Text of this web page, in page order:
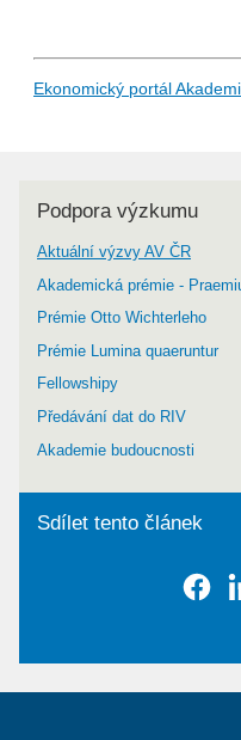
Ekonomický portál
Podpora výzkumu
Aktuální výzvy AV ČR
Akademická prémie -
Prémie Otto Wichterleho
Prémie Lumina quaeruntur
Fellowshipy
Předávání dat do RIV
Akademie budoucnosti
Sdílet tento článek